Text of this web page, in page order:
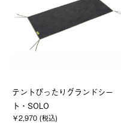
テントぴったりグランドシー
ト・SOLO
￥2,970 (税込)